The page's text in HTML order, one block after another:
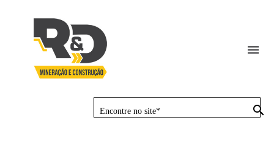
menu
Encontre no site*